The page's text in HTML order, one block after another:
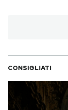
CONSIGLIATI